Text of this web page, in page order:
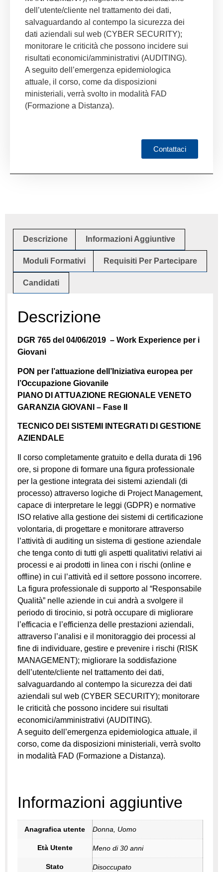
dell’utente/cliente nel trattamento dei dati,
salvaguardando al contempo la sicurezza dei
dati aziendali sul web (CYBER SECURITY);
monitorare le criticità che possono incidere sui
risultati economici/amministrativi (AUDITING).
A seguito dell’emergenza epidemiologica
attuale, il corso, come da disposizioni
ministeriali, verrà svolto in modalità FAD
(Formazione a Distanza).
Contattaci
Descrizione Informazioni Aggiuntive
Moduli Formativi Requisiti Per Partecipare
Candidati
Descrizione
DGR 765 del 04/06/2019 – Work Experience per i
Giovani
PON per l’attuazione dell’Iniziativa europea per
l’Occupazione Giovanile
PIANO DI ATTUAZIONE REGIONALE VENETO
GARANZIA GIOVANI – Fase II
TECNICO DEI SISTEMI INTEGRATI DI GESTIONE
AZIENDALE
Il corso completamente gratuito e della durata di 196
ore, si propone di formare una figura professionale
per la gestione integrata dei sistemi aziendali (di
processo) attraverso logiche di Project Management,
capace di interpretare le leggi (GDPR) e normative
ISO relative alla gestione dei sistemi di certificazione
volontaria, di progettare e monitorare attraverso
l’attività di auditing un sistema di gestione aziendale
che tenga conto di tutti gli aspetti qualitativi relativi ai
processi e ai prodotti in linea con i rischi (online e
offline) in cui l’attività ed il settore possono incorrere.
La figura professionale di supporto al “Responsabile
Qualità” nelle aziende in cui andrà a svolgere il
periodo di tirocinio, si potrà occupare di migliorare
l’efficacia e l’efficienza delle prestazioni aziendali,
attraverso l’analisi e il monitoraggio dei processi al
fine di individuare, gestire e prevenire i rischi (RISK
MANAGEMENT); migliorare la soddisfazione
dell’utente/cliente nel trattamento dei dati,
salvaguardando al contempo la sicurezza dei dati
aziendali sul web (CYBER SECURITY); monitorare
le criticità che possono incidere sui risultati
economici/amministrativi (AUDITING).
A seguito dell’emergenza epidemiologica attuale, il
corso, come da disposizioni ministeriali, verrà svolto
in modalità FAD (Formazione a Distanza).
Informazioni aggiuntive
Anagrafica utente Donna, Uomo
Età Utente Meno di 30 anni
Stato Disoccupato